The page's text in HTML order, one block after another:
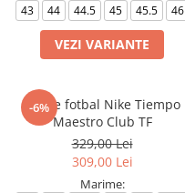
43
44 44.5 45 45.5 46
VEZI VARIANTE
-6%
Ghete fotbal Nike Tiempo
Maestro Club TF
329,00 Lei
309,00 Lei
Marime: